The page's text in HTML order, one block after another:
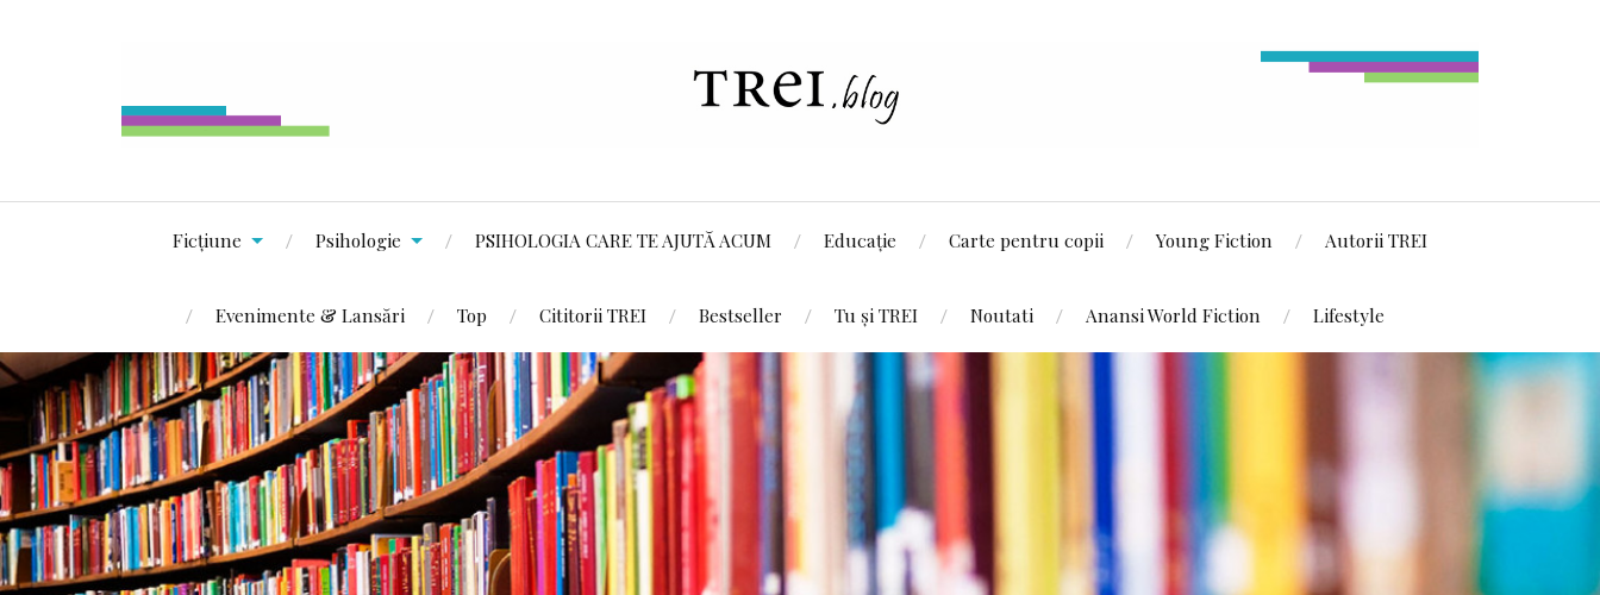
Ficțiune Psihologie PSIHOLOGIA CARE TE AJUTĂ ACUM Educație Carte pentru copii Young Fiction Autorii TREI
Evenimente & Lansări Top Cititorii TREI Bestseller Tu și TREI Noutati Anansi World Fiction Lifestyle